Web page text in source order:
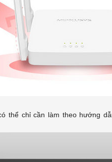
thể chỉ cần làm theo hướng